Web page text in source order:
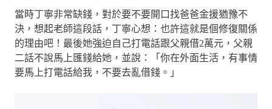
當時丁寧非常缺錢，對於要不要開口找爸爸金援猶豫不
決，想起老師這段話，丁寧心想：也許這就是個修復關係
的理由吧！最後她強迫自己打電話跟父親借2萬元，父親
二話不說馬上匯錢給她，並說：「你在外面生活，有事情
要馬上打電話給我，不要去亂借錢。」